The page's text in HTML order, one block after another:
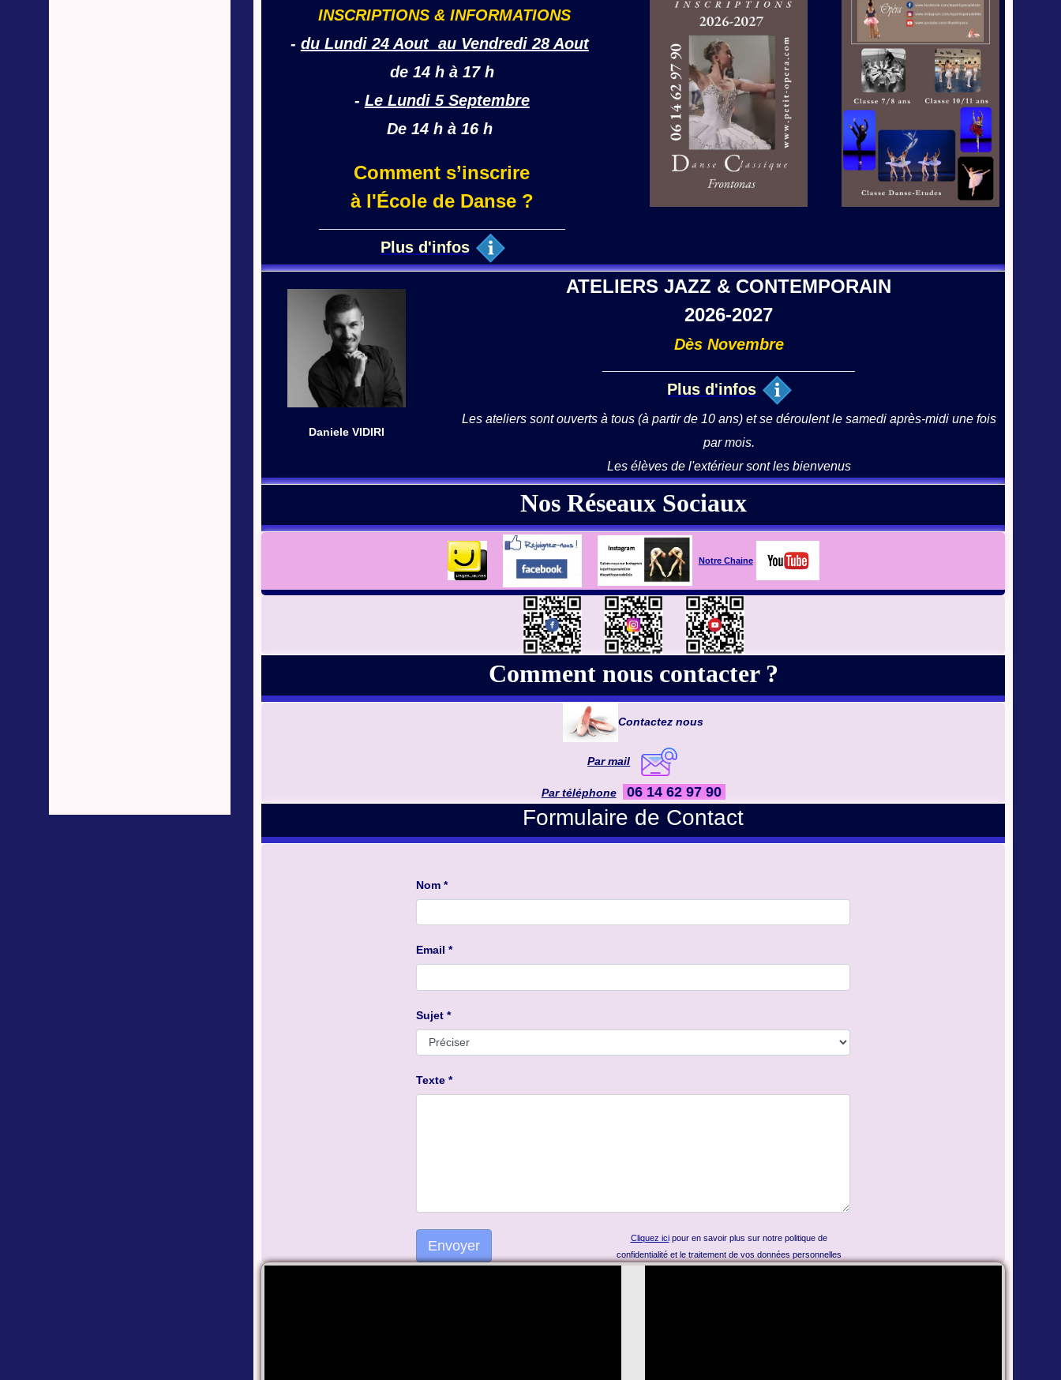
INSCRIPTIONS & INFORMATIONS
- du Lundi 24 Aout au Vendredi 28 Aout
de 14 h à 17 h
- Le Lundi 5 Septembre
De 14 h à 16 h
Comment s’inscrire
à l'École de Danse ?
Plus d'infos
Daniele VIDIRI
ATELIERS JAZZ & CONTEMPORAIN
2026-2027
Dès Novembre
Plus d'infos
Les ateliers sont ouverts à tous (à partir de 10 ans) et se déroulent le samedi après-midi une fois
par mois.
Les élèves de l'extérieur sont les bienvenus
Nos Réseaux Sociaux
Notre Chaine
Comment nous contacter ?
Contactez nous
Par mail
Par téléphone 06 14 62 97 90
Formulaire de Contact
Nom *
Email *
Sujet *
Texte *
Cliquez icipour en savoir plus sur notre politique de
confidentialité et le traitement de vos données personnelles